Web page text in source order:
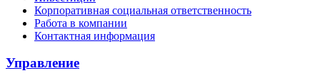
Корпоративная социальная ответственность
Работа в компании
Контактная информация
Управление